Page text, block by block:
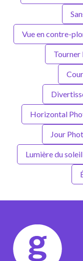
Vue en contre-
Tourner
Horizontal
Jour
Lumière du